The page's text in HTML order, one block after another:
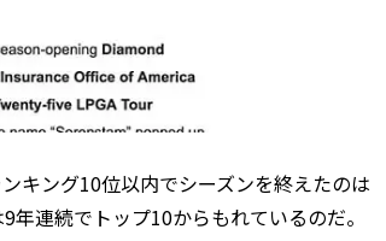
キング10位以内でシーズンを終えたのは
連続でトップ10からもれているのだ。